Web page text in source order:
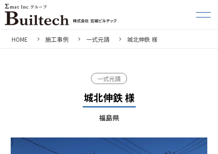
HOME 施工事例 一式元請 城北伸鉄 様
城北伸鉄 様
一式元請
福島県